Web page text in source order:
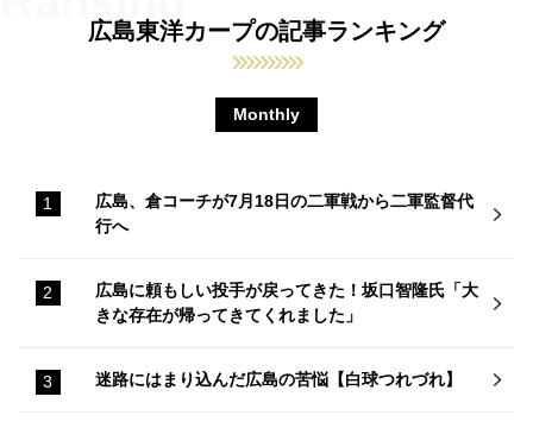
広島東洋カープの記事ランキング
Monthly
広島、倉コーチが7月18日の二軍戦から二軍監督代
行へ
広島に頼もしい投手が戻ってきた！坂口智隆氏「大
きな存在が帰ってきてくれました」
迷路にはまり込んだ広島の苦悩【白球つれづれ】